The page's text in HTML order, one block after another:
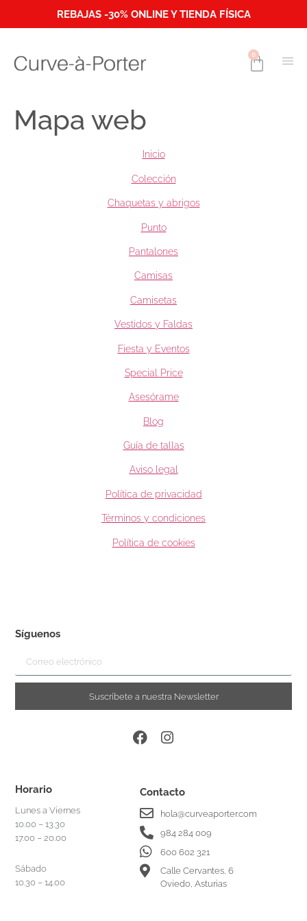
REBAJAS -30% ONLINE Y TIENDA FÍSICA
0
Mapa web
Inicio
Colección
Chaquetas y abrigos
Punto
Pantalones
Camisas
Camisetas
Vestidos y Faldas
Fiesta y Eventos
Special Price
Asesórame
Blog
Guía de tallas
Aviso legal
Política de privacidad
Términos y condiciones
Política de cookies
Síguenos
Suscríbete a nuestra Newsletter
Horario
Lunes a Viernes
10.00 – 13.30
17.00 – 20.00
Sábado
10.30 – 14.00
Contacto
hola@curveaporter.com
984 284 009
600 602 321
Calle Cervantes, 6
Oviedo, Asturias